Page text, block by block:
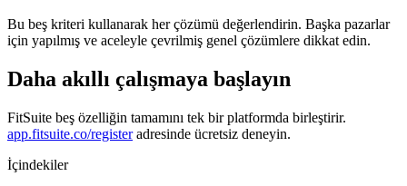
Bu beş kriteri kullanarak her çözümü değerlendirin. Başka pazarlar
için yapılmış ve aceleyle çevrilmiş genel çözümlere dikkat edin.
Daha akıllı çalışmaya başlayın
FitSuite beş özelliğin tamamını tek bir platformda birleştirir.
app.fitsuite.co/registeradresinde ücretsiz deneyin.
İçindekiler